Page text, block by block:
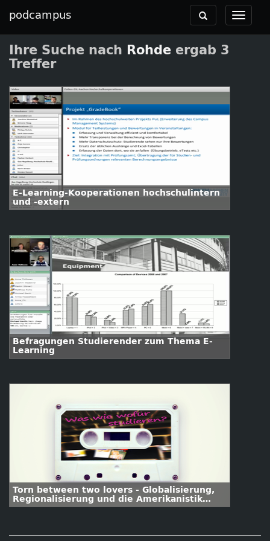
podcampus
Toggle
Toggle
navigation
Ihre Suche nach Rohde ergab 3
Treffer
E-Learning-Kooperationen hochschulintern
und -extern
Befragungen Studierender zum Thema E-
Learning
Torn between two lovers - Globalisierung,
Regionalisierung und die Amerikanistik
heute